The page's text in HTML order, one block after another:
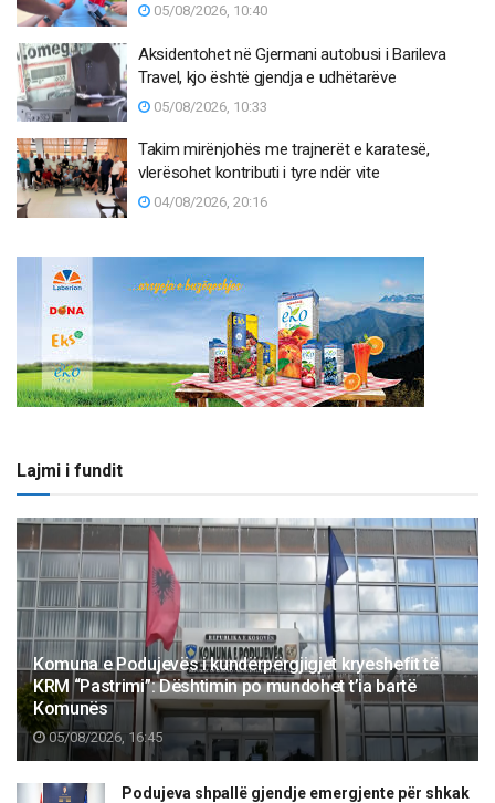
05/08/2026, 10:40
Aksidentohet në Gjermani autobusi i Barileva
Travel, kjo është gjendja e udhëtarëve
05/08/2026, 10:33
Takim mirënjohës me trajnerët e karatesë,
vlerësohet kontributi i tyre ndër vite
04/08/2026, 20:16
Lajmi i fundit
Komuna e Podujevës i kundërpërgjigjet kryeshefit të
KRM “Pastrimi”: Dështimin po mundohet t’ia bartë
Komunës
05/08/2026, 16:45
Podujeva shpallë gjendje emergjente për shkak